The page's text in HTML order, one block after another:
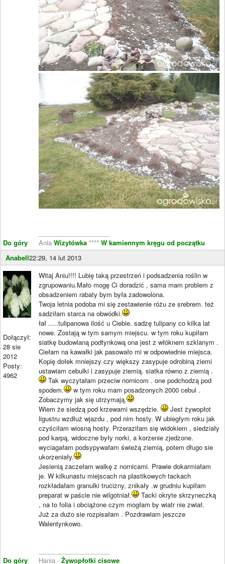
Do góry
Ania Wizytówka **** W kamiennym kręgu od początku
Anabell22:29, 14 lut 2013
Dołączył:
28 sie
2012
Posty:
4962
Do góry
Witaj Aniu!!!! Lubię taką przestrzeń i podsadzenia roślin w
zgrupowaniu.Mało mogę Ci doradzić , sama mam problem z
obsadzeniem rabaty bym była zadowolona.
Twoja letnia podoba mi się zestawienie różu ze srebrem. też
sadziłam starca na obwódki.
łał .....tulipanowa ilość u Ciebie. sadzę tulipany co kilka lat
nowe. Zostają w tym samym miejscu. w tym roku kupiłam
siatkę budowlaną podtynkową ona jest z włóknem szklanym .
Ciełam na kawałki jak pasowało mi w odpowiednie miejsca.
Kopię dołek mniejszy czy większy zasypuje odrobiną ziemi
ustawiam cebulki i zasypuje ziemią. siatka równo z ziemią .
Tak wyczytałam przeciw nornicom . one podchodzą pod
spodem.
w tym roku mam posadzonych 2000 cebul .
Zobaczymy jak się utrzymają.
Wiem że siedzą pod krzewami wszędzie.
Jest żywopłot
ligustru wzdłuż wjazdu , pod nim hosty. W ubiegłym roku jak
czyściłam wiosną hosty. Przeraziłam się widokiem , siedziały
pod karpą, widoczne były norki, a korzenie zjedzone.
wyciagałam podsypywałam świeżą ziemią, potem długo sie
ukorzeniały.
Jesienią zaczełam walkę z nornicami. Prawie dokarmiałam
je. W kilkunastu miejscach na plastikowych tackach
rozkładałam granulki trucizny, znikały .w grudniu kupiłam
preparat w paście nie wilgotniał.
Tacki okryte skrzyneczką
, na to folia i obciążone czym mogłam by wiatr nie zwiał.
Już za dużo sie rozpisałam . Pozdrawiam jeszcze
Walentynkowo.
Hania - Żywopłotki cisowe